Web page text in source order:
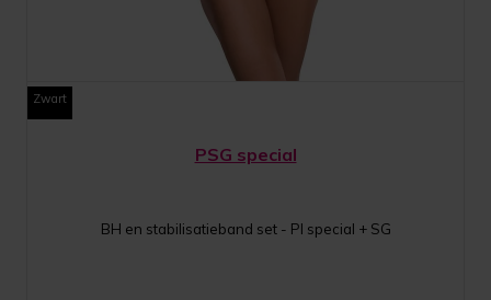
Zwart
PSG special
BH en stabilisatieband set - PI special + SG